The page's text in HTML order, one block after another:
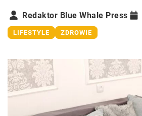
Redaktor Blue Whale Press
LIFESTYLE ZDROWIE